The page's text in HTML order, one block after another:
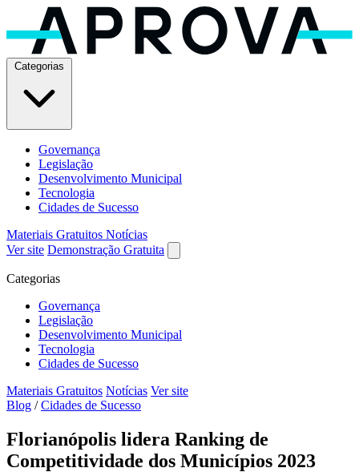
Governança
Legislação
Desenvolvimento Municipal
Tecnologia
Cidades de Sucesso
Materiais Gratuitos Notícias
Ver site Demonstração Gratuita
Categorias
Governança
Legislação
Desenvolvimento Municipal
Tecnologia
Cidades de Sucesso
Materiais Gratuitos Notícias Ver site
Blog / Cidades de Sucesso
Florianópolis lidera Ranking de
Competitividade dos Municípios 2023